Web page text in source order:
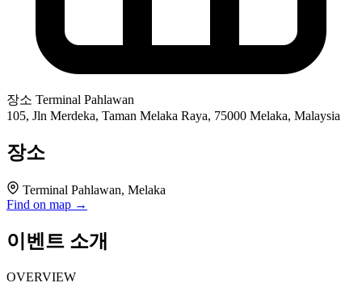
장소 Terminal Pahlawan
105, Jln Merdeka, Taman Melaka Raya, 75000 Melaka, Malaysia
장소
Terminal Pahlawan, Melaka
Find on map →
이벤트 소개
OVERVIEW